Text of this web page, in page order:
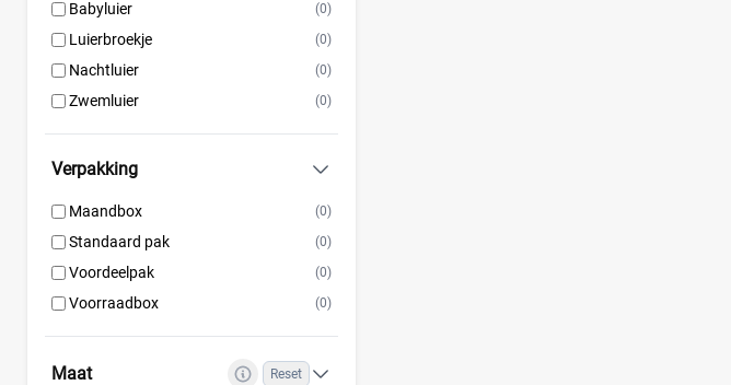
Babyluier (0)
Luierbroekje (0)
Nachtluier (0)
Zwemluier (0)
Verpakking
Maandbox (0)
Standaard pak (0)
Voordeelpak (0)
Voorraadbox (0)
Maat Reset